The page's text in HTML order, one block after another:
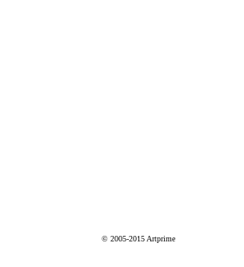
© 2005-2015 Artprime